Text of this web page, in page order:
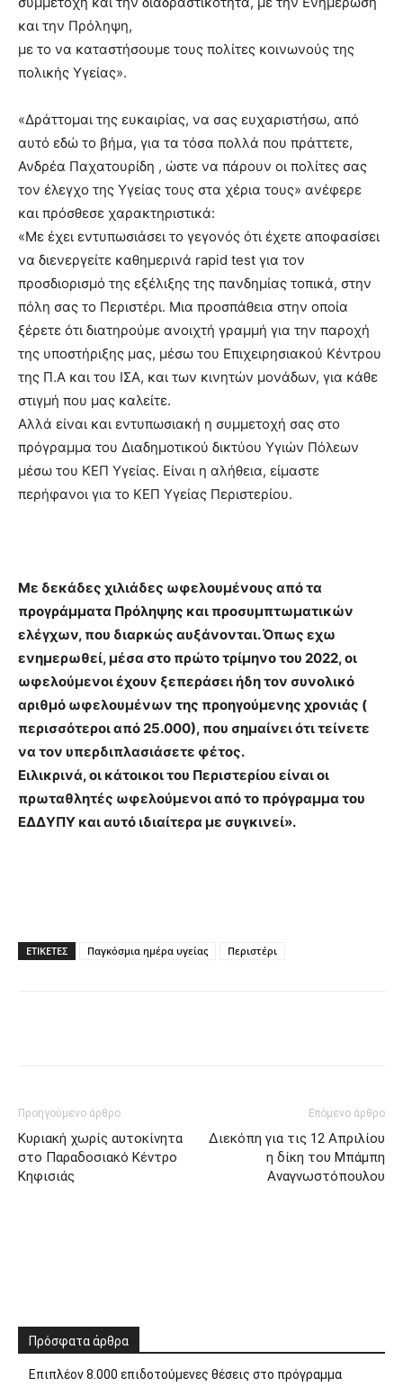
και την Πρόληψη,
με το να καταστήσουμε τους πολίτες κοινωνούς της
πολικής Υγείας».
«Δράττομαι της ευκαιρίας, να σας ευχαριστήσω, από
αυτό εδώ το βήμα, για τα τόσα πολλά που πράττετε,
Ανδρέα Παχατουρίδη , ώστε να πάρουν οι πολίτες σας
τον έλεγχο της Υγείας τους στα χέρια τους» ανέφερε
και πρόσθεσε χαρακτηριστικά:
«Με έχει εντυπωσιάσει το γεγονός ότι έχετε αποφασίσει
να διενεργείτε καθημερινά rapid test για τον
προσδιορισμό της εξέλιξης της πανδημίας τοπικά, στην
πόλη σας το Περιστέρι. Μια προσπάθεια στην οποία
ξέρετε ότι διατηρούμε ανοιχτή γραμμή για την παροχή
της υποστήριξης μας, μέσω του Επιχειρησιακού Κέντρου
της Π.Α και του ΙΣΑ, και των κινητών μονάδων, για κάθε
στιγμή που μας καλείτε.
Αλλά είναι και εντυπωσιακή η συμμετοχή σας στο
πρόγραμμα του Διαδημοτικού δικτύου Υγιών Πόλεων
μέσω του ΚΕΠ Υγείας. Είναι η αλήθεια, είμαστε
περήφανοι για το ΚΕΠ Υγείας Περιστερίου.
Με δεκάδες χιλιάδες ωφελουμένους από τα
προγράμματα Πρόληψης και προσυμπτωματικών
ελέγχων, που διαρκώς αυξάνονται. Όπως εχω
ενημερωθεί, μέσα στο πρώτο τρίμηνο του 2022, οι
ωφελούμενοι έχουν ξεπεράσει ήδη τον συνολικό
αριθμό ωφελουμένων της προηγούμενης χρονιάς (
περισσότεροι από 25.000), που σημαίνει ότι τείνετε
να τον υπερδιπλασιάσετε φέτος.
Ειλικρινά, οι κάτοικοι του Περιστερίου είναι οι
πρωταθλητές ωφελούμενοι από το πρόγραμμα του
ΕΔΔΥΠΥ και αυτό ιδιαίτερα με συγκινεί».
ΕΤΙΚΈΤΕΣ Παγκόσμια ημέρα υγείας Περιστέρι
Προηγούμενο άρθρο
Κυριακή χωρίς αυτοκίνητα
στο Παραδοσιακό Κέντρο
Κηφισιάς
Επόμενο άρθρο
Διεκόπη για τις 12 Απριλίου
η δίκη του Μπάμπη
Αναγνωστόπουλου
Πρόσφατα άρθρα
Επιπλέον 8.000 επιδοτούμενες θέσεις στο πρόγραμμα